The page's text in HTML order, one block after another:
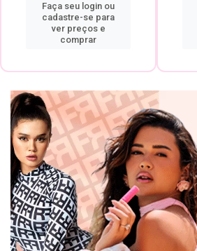
Faça seu login ou
cadastre-se para
ver preços e
comprar